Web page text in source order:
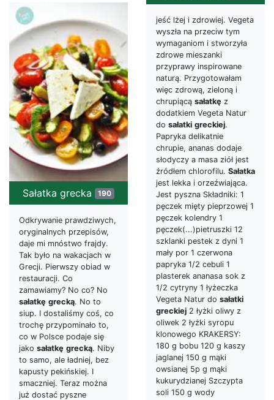
jeść lżej i zdrowiej. Vegeta
wyszła na przeciw tym
wymaganiom i stworzyła
zdrowe mieszanki
przyprawy inspirowane
naturą. Przygotowałam
więc zdrową, zieloną i
chrupiącą sałatkę z
dodatkiem Vegeta Natur
do sałatki greckiej.
Papryka delikatnie
chrupie, ananas dodaje
słodyczy a masa ziół jest
źródłem chlorofilu. Sałatka
jest lekka i orzeźwiająca.
Jest pyszna Składniki: 1
pęczek mięty pieprzowej 1
pęczek kolendry 1
pęczek(...)pietruszki 12
szklanki pestek z dyni 1
mały por 1 czerwona
papryka 1/2 cebuli 1
plasterek ananasa sok z
1/2 cytryny 1 łyżeczka
Vegeta Natur do sałatki
greckiej 2 łyżki oliwy z
oliwek 2 łyżki syropu
klonowego KRAKERSY:
180 g bobu 120 g kaszy
jaglanej 150 g mąki
owsianej 5p g mąki
kukurydzianej Szczypta
soli 150 g wody
Sałatka grecka 190
Odkrywanie prawdziwych,
oryginalnych przepisów,
daje mi mnóstwo frajdy.
Tak było na wakacjach w
Grecji. Pierwszy obiad w
restauracji. Co
zamawiamy? No co? No
sałatkę grecką. No to
siup. I dostaliśmy coś, co
trochę przypominało to,
co w Polsce podaje się
jako sałatkę grecką. Niby
to samo, ale ładniej, bez
kapusty pekińskiej. I
smaczniej. Teraz można
już dostać pyszne